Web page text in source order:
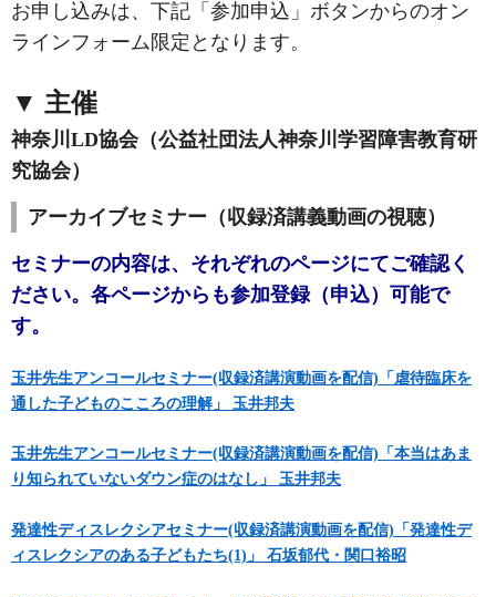
お申し込みは、下記「参加申込」ボタンからのオン
ラインフォーム限定となります。
▼ 主催
神奈川LD協会（公益社団法人神奈川学習障害教育研
究協会）
アーカイブセミナー（収録済講義動画の視聴）
セミナーの内容は、それぞれのページにてご確認く
ださい。各ページからも参加登録（申込）可能で
す。
玉井先生アンコールセミナー(収録済講演動画を配信)「虐待臨床を
通した子どものこころの理解」 玉井邦夫
玉井先生アンコールセミナー(収録済講演動画を配信)「本当はあま
り知られていないダウン症のはなし」 玉井邦夫
発達性ディスレクシアセミナー(収録済講演動画を配信)「発達性デ
ィスレクシアのある子どもたち(1)」 石坂郁代・関口裕昭